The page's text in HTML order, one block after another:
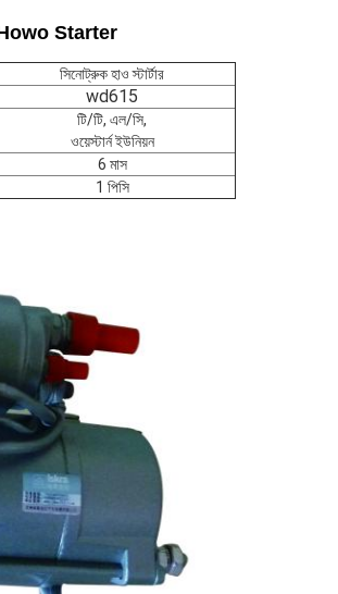
Howo Starter
সিনোট্রুক হাও স্টার্টার
wd615
টি/টি, এল/সি,
ওয়েস্টার্ন ইউনিয়ন
6 মাস
1 পিসি